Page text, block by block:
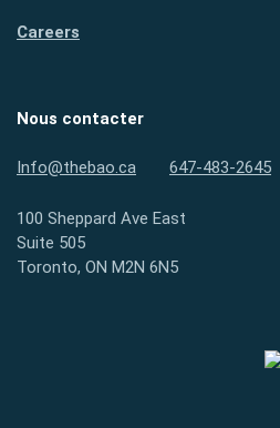
Careers
Nous contacter
Info@thebao.ca 647-483-2645
100 Sheppard Ave East
Suite 505
Toronto, ON M2N 6N5